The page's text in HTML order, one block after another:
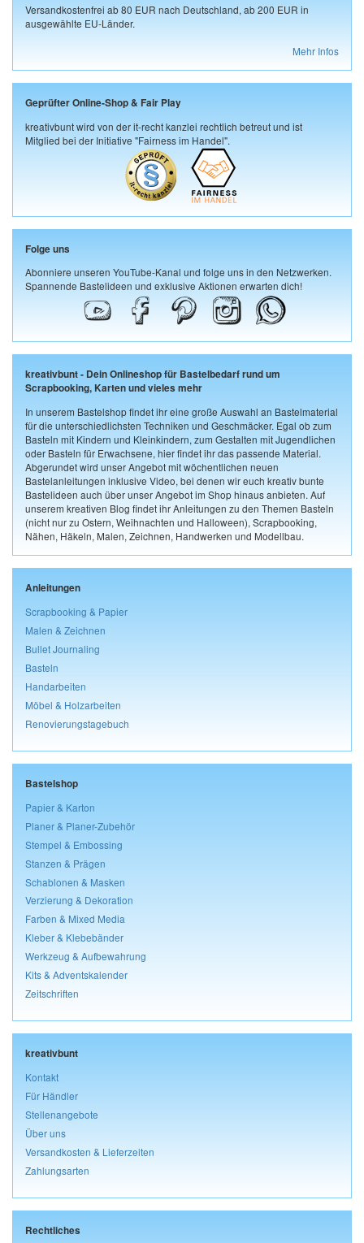
Versandkostenfrei ab 80 EUR nach Deutschland, ab 200 EUR in
ausgewählte EU-Länder.
Mehr Infos
Geprüfter Online-Shop & Fair Play
kreativbunt wird von der it-recht kanzlei rechtlich betreut und ist
Mitglied bei der Initiative "Fairness im Handel".
Folge uns
Abonniere unseren YouTube-Kanal und folge uns in den Netzwerken.
Spannende Bastelideen und exklusive Aktionen erwarten dich!
kreativbunt - Dein Onlineshop für Bastelbedarf rund um
Scrapbooking, Karten und vieles mehr
In unserem Bastelshop findet ihr eine große Auswahl an Bastelmaterial
für die unterschiedlichsten Techniken und Geschmäcker. Egal ob zum
Basteln mit Kindern und Kleinkindern, zum Gestalten mit Jugendlichen
oder Basteln für Erwachsene, hier findet ihr das passende Material.
Abgerundet wird unser Angebot mit wöchentlichen neuen
Bastelanleitungen inklusive Video, bei denen wir euch kreativ bunte
Bastelideen auch über unser Angebot im Shop hinaus anbieten. Auf
unserem kreativen Blog findet ihr Anleitungen zu den Themen Basteln
(nicht nur zu Ostern, Weihnachten und Halloween), Scrapbooking,
Nähen, Häkeln, Malen, Zeichnen, Handwerken und Modellbau.
Anleitungen
Scrapbooking & Papier
Malen & Zeichnen
Bullet Journaling
Basteln
Handarbeiten
Möbel & Holzarbeiten
Renovierungstagebuch
Bastelshop
Papier & Karton
Planer & Planer-Zubehör
Stempel & Embossing
Stanzen & Prägen
Schablonen & Masken
Verzierung & Dekoration
Farben & Mixed Media
Kleber & Klebebänder
Werkzeug & Aufbewahrung
Kits & Adventskalender
Zeitschriften
kreativbunt
Kontakt
Für Händler
Stellenangebote
Über uns
Versandkosten & Lieferzeiten
Zahlungsarten
Rechtliches